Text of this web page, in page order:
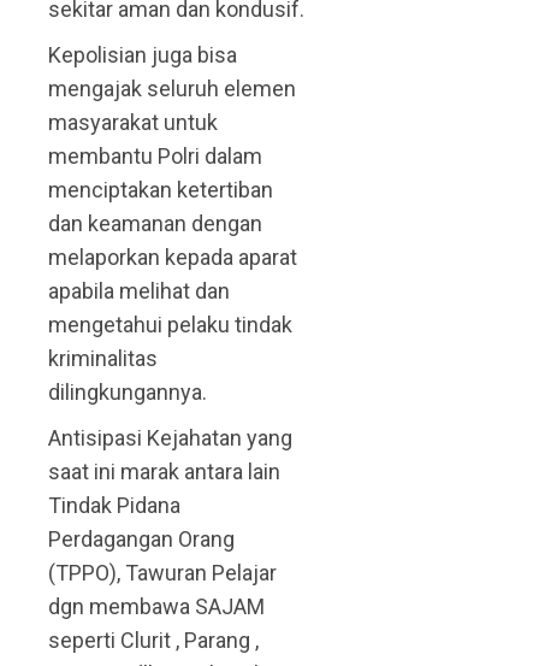
sekitar aman dan kondusif.
Kepolisian juga bisa
mengajak seluruh elemen
masyarakat untuk
membantu Polri dalam
menciptakan ketertiban
dan keamanan dengan
melaporkan kepada aparat
apabila melihat dan
mengetahui pelaku tindak
kriminalitas
dilingkungannya.
Antisipasi Kejahatan yang
saat ini marak antara lain
Tindak Pidana
Perdagangan Orang
(TPPO), Tawuran Pelajar
dgn membawa SAJAM
seperti Clurit , Parang ,